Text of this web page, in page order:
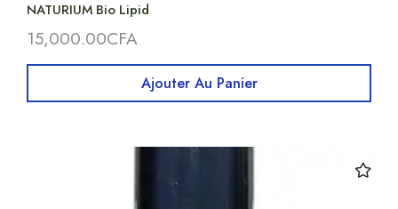
NATURIUM Bio Lipid
15,000.00CFA
Ajouter Au Panier